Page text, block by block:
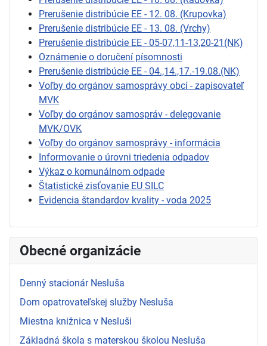
Prerušenie distribúcie EE - 12. 08. (Krupovka)
Prerušenie distribúcie EE - 13. 08. (Vrchy)
Prerušenie distribúcie EE - 05-07,11-13,20-21(NK)
Oznámenie o doručení písomnosti
Prerušenie distribúcie EE - 04.,14.,17.-19.08.(NK)
Voľby do orgánov samosprávy obcí - zapisovateľ
MVK
Voľby do orgánov samospráv - delegovanie
MVK/OVK
Voľby do orgánov samosprávy - informácia
Informovanie o úrovni triedenia odpadov
Výkaz o komunálnom odpade
Štatistické zisťovanie EU SILC
Evidencia štandardov kvality - voda 2025
Obecné organizácie
Denný stacionár Nesluša
Dom opatrovateľskej služby Nesluša
Miestna knižnica v Nesluši
Základná škola s materskou školou Nesluša